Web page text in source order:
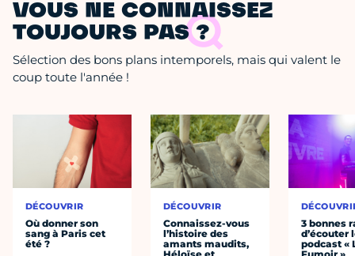
VOUS NE CONNAISSEZ
TOUJOURS PAS ?
Sélection des bons plans intemporels, mais qui valent le
coup toute l'année !
DÉCOUVRIR
Où donner son
sang à Paris cet
été ?
DÉCOUVRIR
Connaissez-vous
l’histoire des
amants maudits,
3 bonnes
d’écouter
podcast «